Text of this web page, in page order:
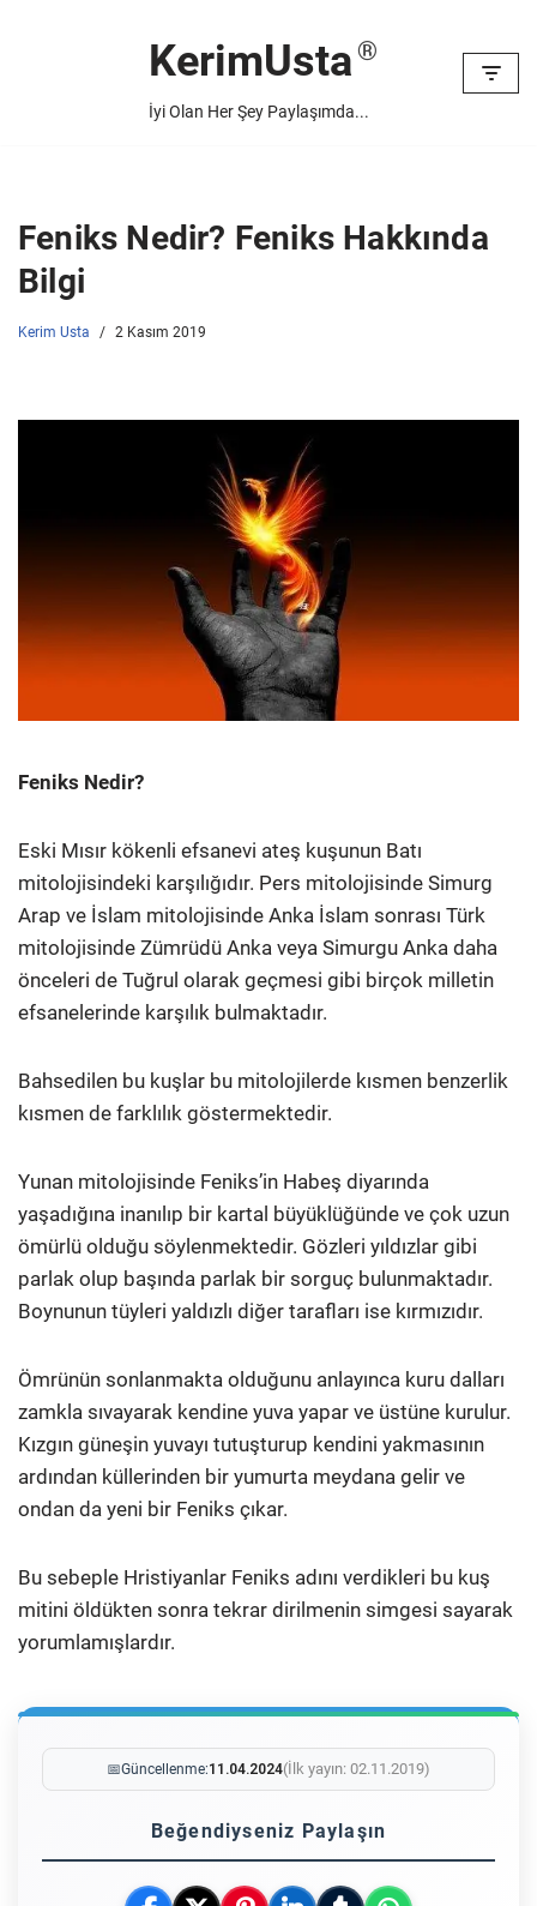
KerimUsta
İyi Olan Her Şey Paylaşımda...
Feniks Nedir? Feniks Hakkında
Bilgi
Kerim Usta 2 Kasım 2019
Feniks Nedir?
Eski Mısır kökenli efsanevi ateş kuşunun Batı
mitolojisindeki karşılığıdır. Pers mitolojisinde Simurg
Arap ve İslam mitolojisinde Anka İslam sonrası Türk
mitolojisinde Zümrüdü Anka veya Simurgu Anka daha
önceleri de Tuğrul olarak geçmesi gibi birçok milletin
efsanelerinde karşılık bulmaktadır.
Bahsedilen bu kuşlar bu mitolojilerde kısmen benzerlik
kısmen de farklılık göstermektedir.
Yunan mitolojisinde Feniks’in Habeş diyarında
yaşadığına inanılıp bir kartal büyüklüğünde ve çok uzun
ömürlü olduğu söylenmektedir. Gözleri yıldızlar gibi
parlak olup başında parlak bir sorguç bulunmaktadır.
Boynunun tüyleri yaldızlı diğer tarafları ise kırmızıdır.
Ömrünün sonlanmakta olduğunu anlayınca kuru dalları
zamkla sıvayarak kendine yuva yapar ve üstüne kurulur.
Kızgın güneşin yuvayı tutuşturup kendini yakmasının
ardından küllerinden bir yumurta meydana gelir ve
ondan da yeni bir Feniks çıkar.
Bu sebeple Hristiyanlar Feniks adını verdikleri bu kuş
mitini öldükten sonra tekrar dirilmenin simgesi sayarak
yorumlamışlardır.
📅Güncellenme:11.04.2024(İlk yayın: 02.11.2019)
Beğendiyseniz Paylaşın